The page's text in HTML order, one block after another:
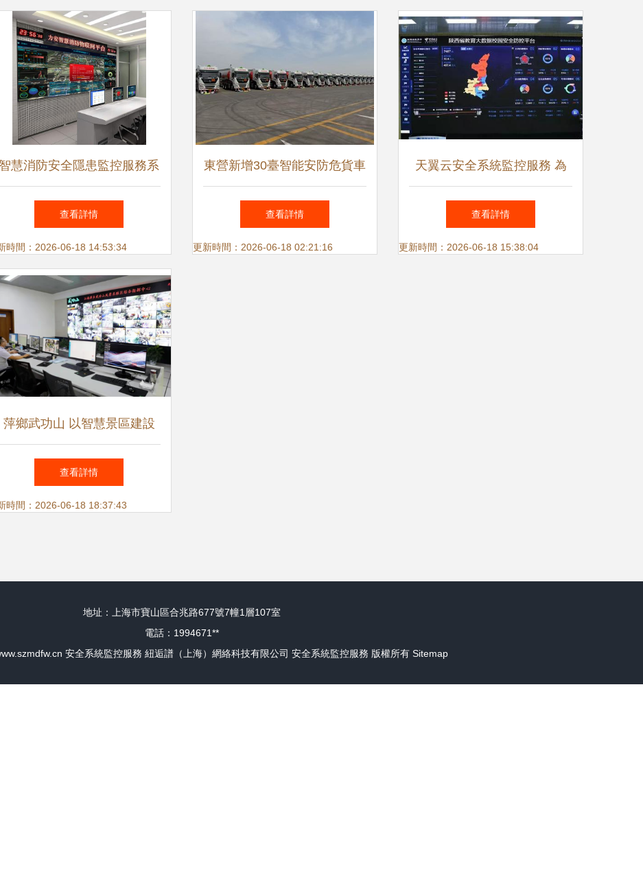
智慧消防安全隱患監控服務系
統 構筑立體化安全屏障
查看詳情
時間：2026-06-18 14:53:34
東營新增30臺智能安防危貨車
輛，北斗定位系統為運輸安全
再添保障
查看詳情
更新時間：2026-06-18 02:21:16
天翼云安全系統監控服務 為
陜西教育信息化按下“快進鍵”
查看詳情
更新時間：2026-06-18 15:38:04
萍鄉武功山 以智慧景區建設
為引擎，全面提升游客體驗與
安全監控服務
查看詳情
時間：2026-06-18 18:37:43
地址：上海市寶山區合兆路677號7幢1層107室
電話：1994671**
安全系統監控服務 紐逅譜（上海）網絡科技有限公司 安全系統監控服務 版權所有 Sitemap